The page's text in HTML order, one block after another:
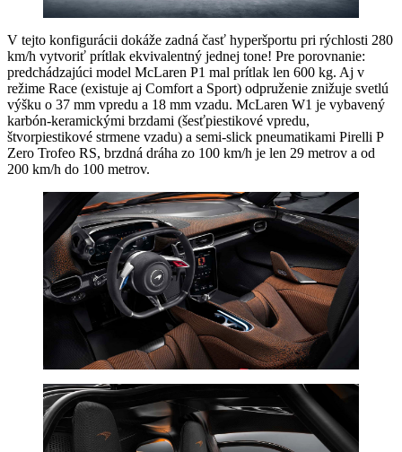
V tejto konfigurácii dokáže zadná časť hyperšportu pri rýchlosti 280
km/h vytvoriť prítlak ekvivalentný jednej tone! Pre porovnanie:
predchádzajúci model McLaren P1 mal prítlak len 600 kg. Aj v
režime Race (existuje aj Comfort a Sport) odpruženie znižuje svetlú
výšku o 37 mm vpredu a 18 mm vzadu. McLaren W1 je vybavený
karbón-keramickými brzdami (šesťpiestikové vpredu,
štvorpiestikové strmene vzadu) a semi-slick pneumatikami Pirelli P
Zero Trofeo RS, brzdná dráha zo 100 km/h je len 29 metrov a od
200 km/h do 100 metrov.